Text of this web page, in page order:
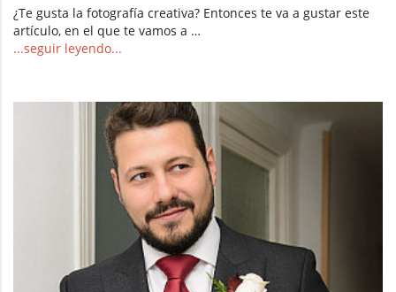
¿Te gusta la fotografía creativa? Entonces te va a gustar este
artículo, en el que te vamos a …
...seguir leyendo...